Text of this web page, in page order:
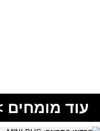
עוד מומחים